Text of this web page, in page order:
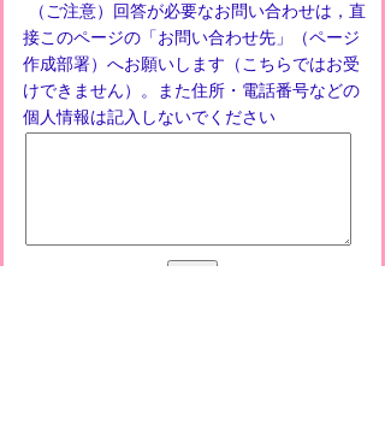
（ご注意）回答が必要なお問い合わせは，直
接このページの「お問い合わせ先」（ページ
作成部署）へお願いします（こちらではお受
けできません）。また住所・電話番号などの
個人情報は記入しないでください